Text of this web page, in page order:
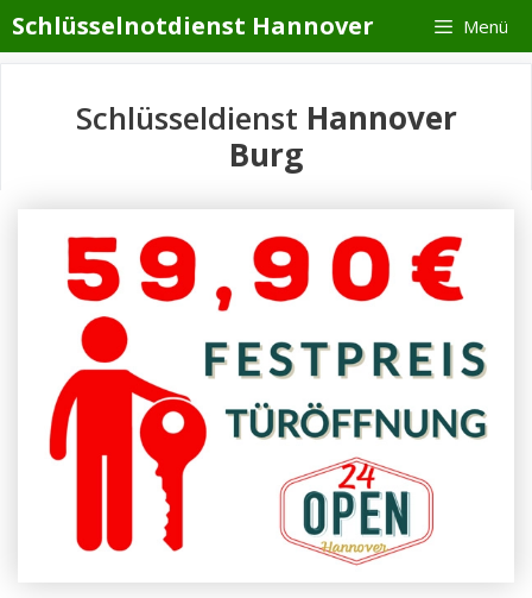
Zum
springen
Schlüsselnotdienst Hannover Menü
Schlüsseldienst Hannover
Burg